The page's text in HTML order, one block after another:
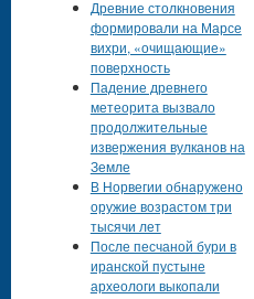
Древние столкновения
формировали на Марсе
вихри, «очищающие»
поверхность
Падение древнего
метеорита вызвало
продолжительные
извержения вулканов на
Земле
В Норвегии обнаружено
оружие возрастом три
тысячи лет
После песчаной бури в
иранской пустыне
археологи выкопали